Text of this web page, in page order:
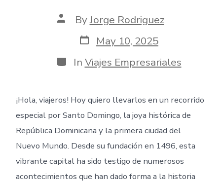
Post
author
ByJorge Rodriguez
Post
date
May 10, 2025
Categories
In Viajes Empresariales
¡Hola, viajeros! Hoy quiero llevarlos en un recorrido
especial por Santo Domingo, la joya histórica de
República Dominicana y la primera ciudad del
Nuevo Mundo. Desde su fundación en 1496, esta
vibrante capital ha sido testigo de numerosos
acontecimientos que han dado forma a la historia